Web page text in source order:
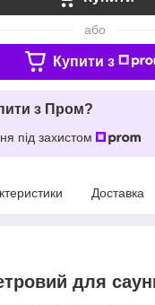
або
Купити з
з Пром?
під захистом
Доставка
для